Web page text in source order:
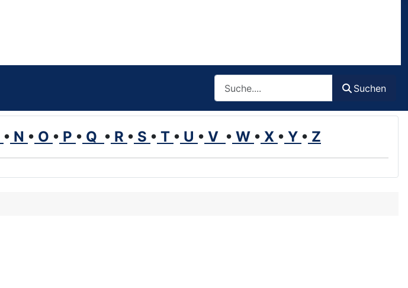
Suchen
• N • O • P • Q • R • S • T • U • V • W • X • Y • Z